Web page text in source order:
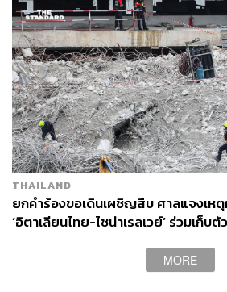
THAILAND
ยกคำร้องขอเดินเผชิญสืบ ศาลแจงเห
‘อิตาเลียนไทย-ไชน่าเรลเวย์’ ร่วมเก็
MORE